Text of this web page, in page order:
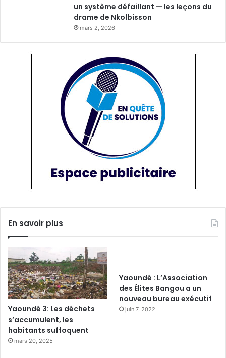
un système défaillant — les leçons du
drame de Nkolbisson
mars 2, 2026
En savoir plus
Yaoundé 3: Les déchets
s’accumulent, les
habitants suffoquent
mars 20, 2025
Yaoundé : L’Association
des Élites Bangou a un
nouveau bureau exécutif
juin 7, 2022